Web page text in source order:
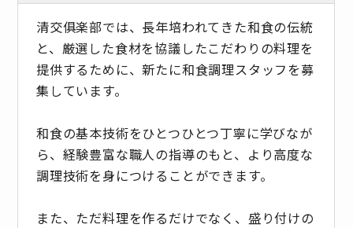
清交俱楽部では、長年培われてきた和食の伝統
と、厳選した食材を協議したこだわりの料理を
提供するために、新たに和食調理スタッフを募
集しています。
和食の基本技術をひとつひとつ丁寧に学びなが
ら、経験豊富な職人の指導のもと、より高度な
調理技術を身につけることができます。
また、ただ料理を作るだけでなく、盛り付けの